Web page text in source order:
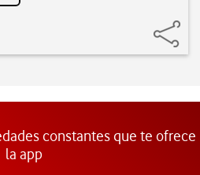
constantes que te ofrece
la app